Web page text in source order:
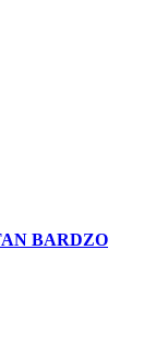
BARDZO